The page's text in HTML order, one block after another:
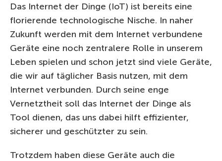
Das Internet der Dinge (IoT) ist bereits eine
florierende technologische Nische. In naher
Zukunft werden mit dem Internet verbundene
Geräte eine noch zentralere Rolle in unserem
Leben spielen und schon jetzt sind viele Geräte,
die wir auf täglicher Basis nutzen, mit dem
Internet verbunden. Durch seine enge
Vernetztheit soll das Internet der Dinge als
Tool dienen, das uns dabei hilft effizienter,
sicherer und geschützter zu sein.
Trotzdem haben diese Geräte auch die